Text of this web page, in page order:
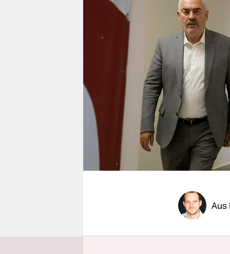
wahrheit
veranstaltungen
fragen & hilfe
unterstützen
abo
genossenschaft
Aus
Pegasus